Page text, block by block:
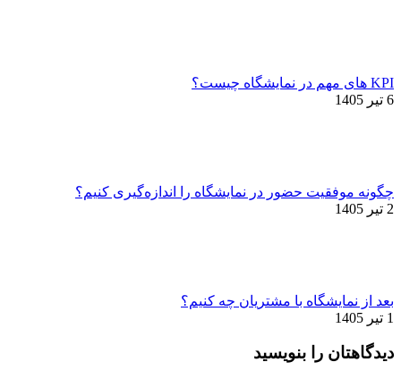
KPI های مهم در نمایشگاه چیست؟
6 تیر 1405
چگونه موفقیت حضور در نمایشگاه را اندازه‌گیری کنیم؟
2 تیر 1405
بعد از نمایشگاه با مشتریان چه کنیم؟
1 تیر 1405
دیدگاهتان را بنویسید